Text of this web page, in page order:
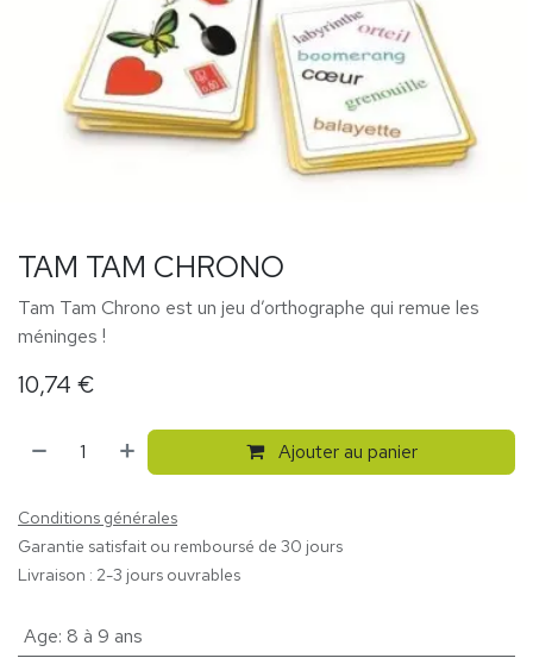
TAM TAM CHRONO
Tam Tam Chrono est un jeu d’orthographe qui remue les
méninges !
10,74 €
Ajouter au panier
Conditions générales
Garantie satisfait ou remboursé de 30 jours
Livraison : 2-3 jours ouvrables
Age: 8 à 9 ans